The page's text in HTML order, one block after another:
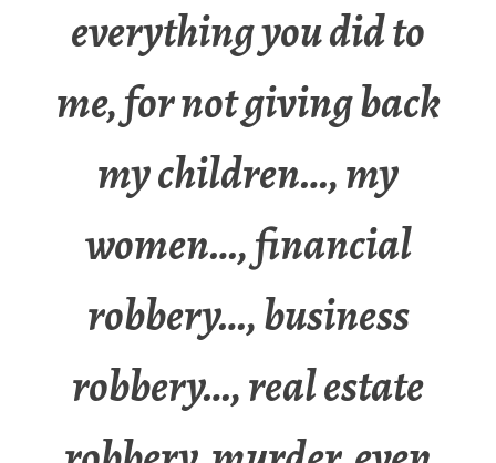
everything you did to
me, for not giving back
my children…, my
women…, financial
robbery…, business
robbery…, real estate